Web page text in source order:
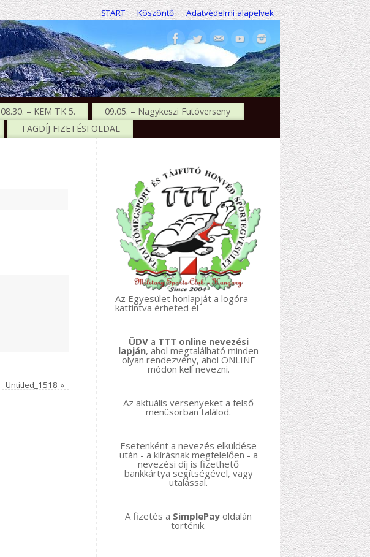
START Köszöntő Adatvédelmi alapelvek
08.30. – KEM TK 5.
09.05. – Nagykeszi Futóverseny
TAGDÍJ FIZETÉSI OLDAL
Untitled_1518 »
Az Egyesület honlapját a logóra
kattintva érheted el
ÜDV a TTT online nevezési
lapján, ahol megtalálható minden
olyan rendezvény, ahol ONLINE
módon kell nevezni.
Az aktuális versenyeket a felső
menüsorban találod.
Esetenként a nevezés elküldése
után - a kiírásnak megfelelően - a
nevezési díj is fizethető
bankkártya segítségével, vagy
utalással.
A fizetés a SimplePay oldalán
történik.